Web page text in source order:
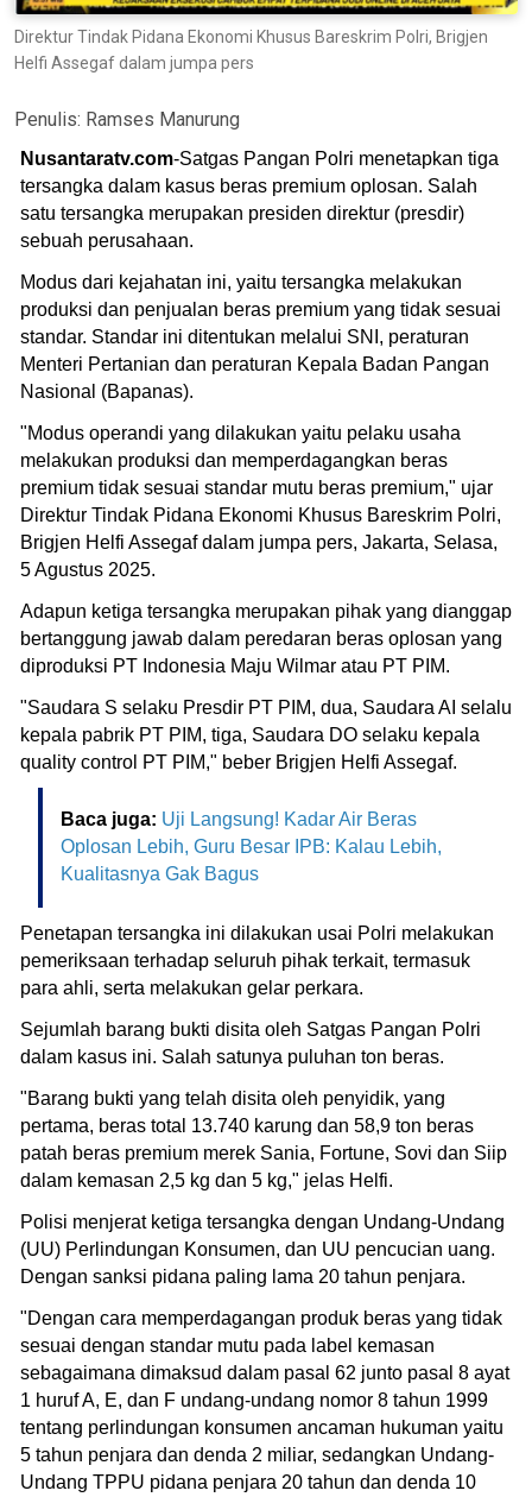
Direktur Tindak Pidana Ekonomi Khusus Bareskrim Polri, Brigjen
Helfi Assegaf dalam jumpa pers
Penulis: Ramses Manurung
Nusantaratv.com-Satgas Pangan Polri menetapkan tiga
tersangka dalam kasus beras premium oplosan. Salah
satu tersangka merupakan presiden direktur (presdir)
sebuah perusahaan.
Modus dari kejahatan ini, yaitu tersangka melakukan
produksi dan penjualan beras premium yang tidak sesuai
standar. Standar ini ditentukan melalui SNI, peraturan
Menteri Pertanian dan peraturan Kepala Badan Pangan
Nasional (Bapanas).
"Modus operandi yang dilakukan yaitu pelaku usaha
melakukan produksi dan memperdagangkan beras
premium tidak sesuai standar mutu beras premium," ujar
Direktur Tindak Pidana Ekonomi Khusus Bareskrim Polri,
Brigjen Helfi Assegaf dalam jumpa pers, Jakarta, Selasa,
5 Agustus 2025.
Adapun ketiga tersangka merupakan pihak yang dianggap
bertanggung jawab dalam peredaran beras oplosan yang
diproduksi PT Indonesia Maju Wilmar atau PT PIM.
"Saudara S selaku Presdir PT PIM, dua, Saudara AI selalu
kepala pabrik PT PIM, tiga, Saudara DO selaku kepala
quality control PT PIM," beber Brigjen Helfi Assegaf.
Baca juga: Uji Langsung! Kadar Air Beras
Oplosan Lebih, Guru Besar IPB: Kalau Lebih,
Kualitasnya Gak Bagus
Penetapan tersangka ini dilakukan usai Polri melakukan
pemeriksaan terhadap seluruh pihak terkait, termasuk
para ahli, serta melakukan gelar perkara.
Sejumlah barang bukti disita oleh Satgas Pangan Polri
dalam kasus ini. Salah satunya puluhan ton beras.
"Barang bukti yang telah disita oleh penyidik, yang
pertama, beras total 13.740 karung dan 58,9 ton beras
patah beras premium merek Sania, Fortune, Sovi dan Siip
dalam kemasan 2,5 kg dan 5 kg," jelas Helfi.
Polisi menjerat ketiga tersangka dengan Undang-Undang
(UU) Perlindungan Konsumen, dan UU pencucian uang.
Dengan sanksi pidana paling lama 20 tahun penjara.
"Dengan cara memperdagangan produk beras yang tidak
sesuai dengan standar mutu pada label kemasan
sebagaimana dimaksud dalam pasal 62 junto pasal 8 ayat
1 huruf A, E, dan F undang-undang nomor 8 tahun 1999
tentang perlindungan konsumen ancaman hukuman yaitu
5 tahun penjara dan denda 2 miliar, sedangkan Undang-
Undang TPPU pidana penjara 20 tahun dan denda 10